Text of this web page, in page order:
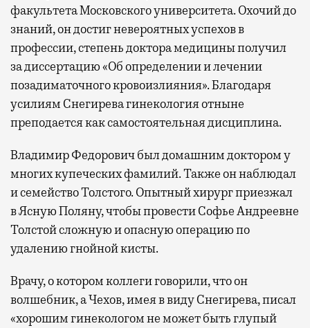
факультета Московского университета. Охочий до
знаний, он достиг невероятных успехов в
профессии, степень доктора медицины получил
за диссертацию «Об определении и лечении
позадиматочного кровоизлияния». Благодаря
усилиям Снегирева гинекология отныне
преподается как самостоятельная дисциплина.
Владимир Федорович был домашним доктором у
многих купеческих фамилий. Также он наблюдал
и семейство Толстого. Опытный хирург приезжал
в Ясную Поляну, чтобы провести Софье Андреевне
Толстой сложную и опасную операцию по
удалению гнойной кисты.
Врачу, о котором коллеги говорили, что он
волшебник, а Чехов, имея в виду Снегирева, писал
«хорошим гинекологом не может быть глупый